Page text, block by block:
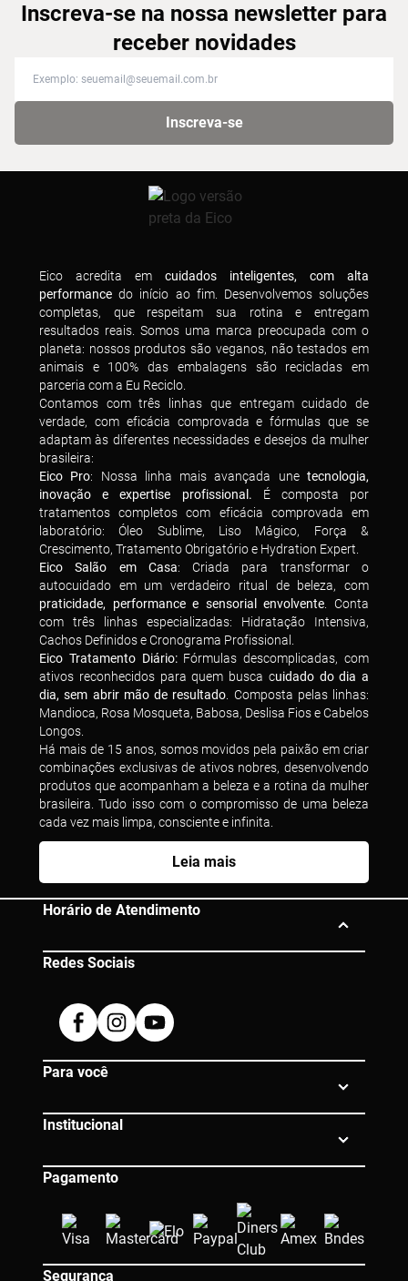
Inscreva-se na nossa newsletter para
receber novidades
Inscreva-se
Eico acredita em cuidados inteligentes, com alta
performance do início ao fim. Desenvolvemos soluções
completas, que respeitam sua rotina e entregam
resultados reais. Somos uma marca preocupada com o
planeta: nossos produtos são veganos, não testados em
animais e 100% das embalagens são recicladas em
parceria com a Eu Reciclo.
Contamos com três linhas que entregam cuidado de
verdade, com eficácia comprovada e fórmulas que se
adaptam às diferentes necessidades e desejos da mulher
brasileira:
Eico Pro: Nossa linha mais avançada unetecnologia,
inovação e expertise profissional. É composta por
tratamentos completos com eficácia comprovada em
laboratório: Óleo Sublime, Liso Mágico, Força &
Crescimento, Tratamento Obrigatório e Hydration Expert.
Eico Salão em Casa: Criada para transformar o
autocuidado em um verdadeiro ritual de beleza, com
praticidade, performance e sensorial envolvente . Conta
com três linhas especializadas: Hidratação Intensiva,
Cachos Definidos e Cronograma Profissional.
Eico Tratamento Diário:Fórmulas descomplicadas, com
ativos reconhecidos para quem busca cuidado do dia a
dia, sem abrir mão de resultado . Composta pelas linhas:
Mandioca, Rosa Mosqueta, Babosa, Deslisa Fios e Cabelos
Longos.
Há mais de 15 anos, somos movidos pela paixão em criar
combinações exclusivas de ativos nobres, desenvolvendo
produtos que acompanham a beleza e a rotina da mulher
brasileira. Tudo isso com o compromisso de uma beleza
cada vez mais limpa, consciente e infinita.
Leia mais
Horário de Atendimento
Dúvidas? Entre em contato:
0800 080 0609 |
atendimento@eico.com.br
Redes Sociais
FacebookInstagramYoutube
Para você
Institucional
Pagamento
Segurança